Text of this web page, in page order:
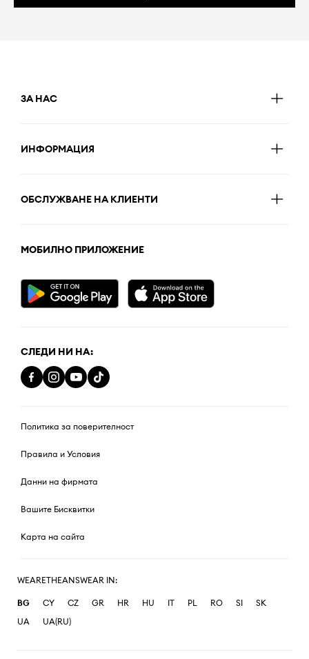
ЗА НАС
ИНФОРМАЦИЯ
ОБСЛУЖВАНЕ НА КЛИЕНТИ
МОБИЛНО ПРИЛОЖЕНИЕ
СЛЕДИ НИ НА:
Политика за поверителност
Правила и Условия
Данни на фирмата
Вашите Бисквитки
Карта на сайта
WEARETHEANSWEAR IN:
BG CY CZ GR HR HU IT PL RO SI
SK
UA
UA(RU)